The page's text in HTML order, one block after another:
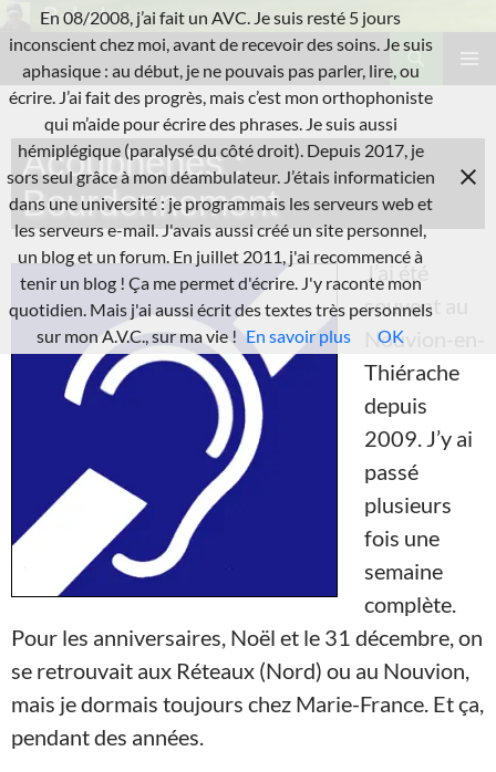
au
contenu
L'A.V.C.
Recherche
Acouphènes :
Bourdonnement
J’ai été
souvent au
Nouvion-en-
Thiérache
depuis
2009. J’y ai
passé
plusieurs
fois une
semaine
complète.
Pour les anniversaires, Noël et le 31 décembre, on
se retrouvait aux Réteaux (Nord) ou au Nouvion,
mais je dormais toujours chez Marie-France. Et ça,
pendant des années.
En 08/2008, j’ai fait un AVC. Je suis resté 5 jours
inconscient chez moi, avant de recevoir des soins. Je suis
aphasique : au début, je ne pouvais pas parler, lire, ou
écrire. J’ai fait des progrès, mais c’est mon orthophoniste
qui m’aide pour écrire des phrases. Je suis aussi
hémiplégique (paralysé du côté droit). Depuis 2017, je
sors seul grâce à mon déambulateur. J’étais informaticien
dans une université : je programmais les serveurs web et
les serveurs e-mail. J'avais aussi créé un site personnel,
un blog et un forum. En juillet 2011, j'ai recommencé à
tenir un blog ! Ça me permet d'écrire. J'y raconte mon
quotidien. Mais j'ai aussi écrit des textes très personnels
sur mon A.V.C., sur ma vie ! En savoir plus OK